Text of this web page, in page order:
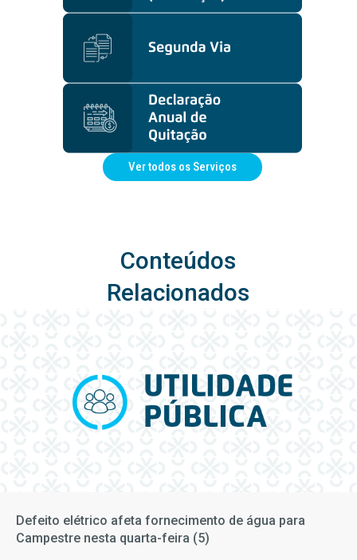
Ver todos os Serviços
Conteúdos
Relacionados
Defeito elétrico afeta fornecimento de água para
Campestre nesta quarta-feira (5)